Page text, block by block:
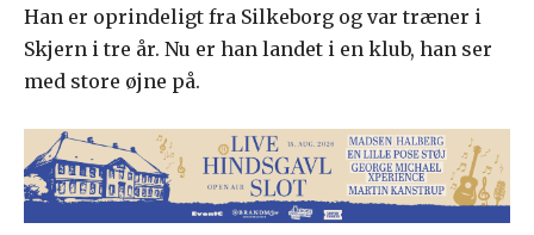
Han er oprindeligt fra Silkeborg og var træner i
Skjern i tre år. Nu er han landet i en klub, han ser
med store øjne på.